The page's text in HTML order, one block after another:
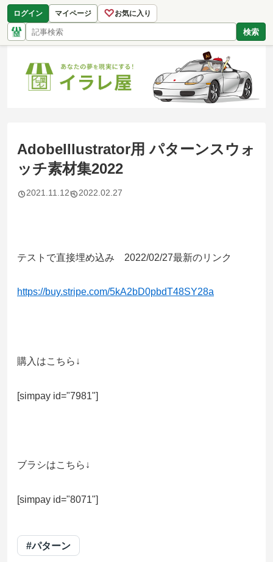
ログイン マイページ ♡お気に入り
検索
AdobeIllustrator用 パターンスウォ
ッチ素材集2022
2021.11.12 2022.02.27
テストで直接埋め込み 2022/02/27最新のリンク
https://buy.stripe.com/5kA2bD0pbdT48SY28a
購入はこちら↓
[simpay id="7981"]
ブラシはこちら↓
[simpay id="8071"]
#パターン